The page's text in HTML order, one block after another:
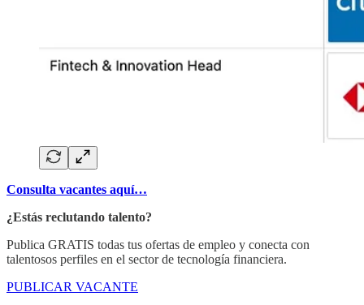
Consulta vacantes aquí…
¿Estás reclutando talento? ​
​Publica GRATIS todas tus ofertas de empleo y conecta con
talentosos perfiles en el sector de tecnología financiera.
PUBLICAR VACANTE